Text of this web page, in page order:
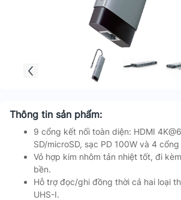
Thông tin sản phẩm:
9 cổng kết nối toàn diện: HDMI
SD/microSD, sạc PD 100W và 4
Vỏ hợp kim nhôm tản nhiệt tốt, đi
bền.
Hỗ trợ đọc/ghi đồng thời cả hai loại
UHS-I.